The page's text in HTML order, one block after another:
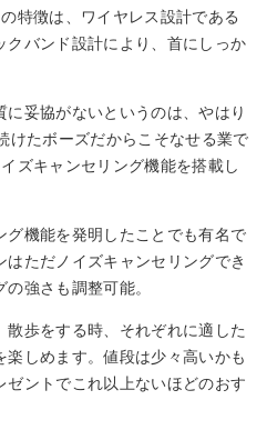
特徴は、ワイヤレス設計である
クバンド設計により、首にしっか
妥協がないというのは、やはり
けたボーズだからこそなせる業で
ズキャンセリング機能を搭載し
グ機能を発明したことでも有名で
ただノイズキャンセリングでき
強さも調整可能。
歩をする時、それぞれに適した
しめます。値段は少々高いかも
ゼントでこれ以上ないほどのおす